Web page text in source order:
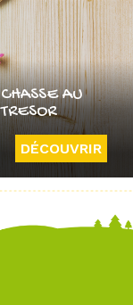
CHASSE AU
TRESOR
DÉCOUVRIR